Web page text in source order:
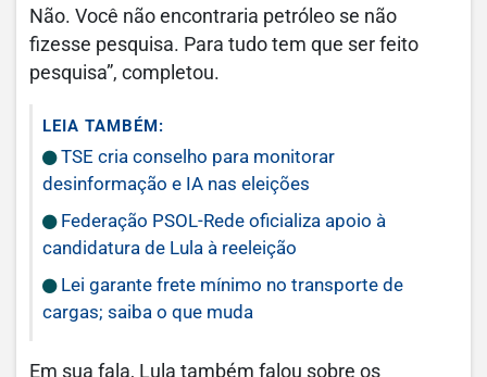
Não. Você não encontraria petróleo se não
fizesse pesquisa. Para tudo tem que ser feito
pesquisa”, completou.
LEIA TAMBÉM:
TSE cria conselho para monitorar
desinformação e IA nas eleições
Federação PSOL-Rede oficializa apoio à
candidatura de Lula à reeleição
Lei garante frete mínimo no transporte de
cargas; saiba o que muda
Em sua fala, Lula também falou sobre os